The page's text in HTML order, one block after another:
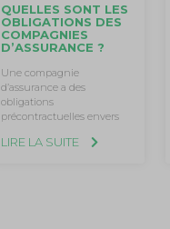
QUELLES SONT LES
OBLIGATIONS DES
COMPAGNIES
D’ASSURANCE ?
Une compagnie
d’assurance a des
obligations
précontractuelles envers
LIRE LA SUITE